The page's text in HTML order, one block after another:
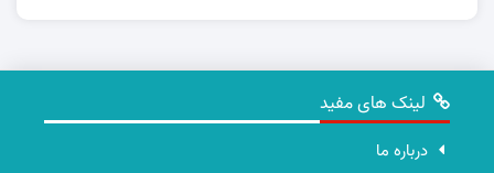
لینک های مفید
درباره ما